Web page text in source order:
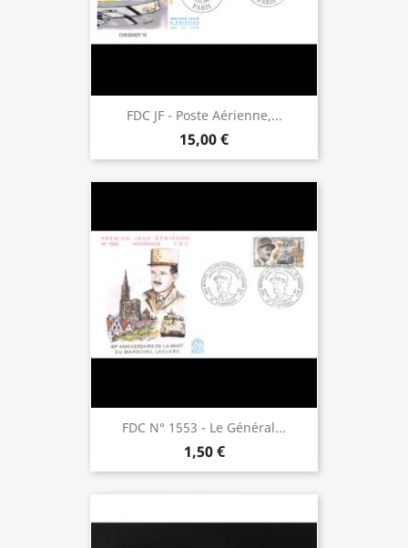
FDC JF - Poste Aérienne,...
15,00 €
FDC N° 1553 - Le Général...
1,50 €